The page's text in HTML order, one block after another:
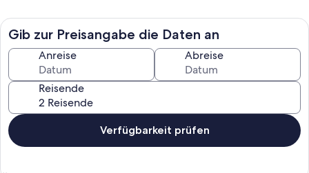
sodass sowohl Einzel- als auch Doppelbelegungen möglich sind.
Dies macht die Wohnung besonders attraktiv für Gruppen von
Angestellten oder Monteuren, die zusammen arbeiten und wohnen
möchten.
Die gemütliche Küche lädt nach einem langen Arbeitstag zum
Entspannen ein. Diese ist vollständig ausgestattet und bietet alle
notwendigen Geräte wie Herd, Kühlschrank, Mikrowelle und
Kaffeemaschine, sodass Sie Ihre Mahlzeiten bequem selbst
zubereiten können.
Das moderne Badezimmer ist großzügig gestaltet und verfügt über
eine Dusche, eine Badewanne sowie Waschmaschine und
Gib zur Preisangabe die Daten an
Anreise Abreise
Reisende
Verfügbarkeit prüfen